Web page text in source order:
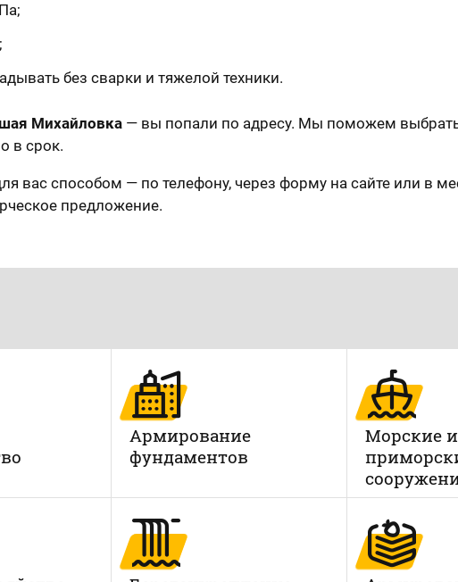
без сварки и тяжелой техники.
Михайловка — вы попали по адресу. Мы поможем
в срок.
вас способом — по телефону, через форму на сайте или в
предложение.
Армирование
фундаментов
Морские и